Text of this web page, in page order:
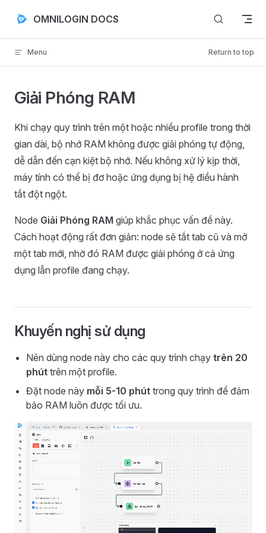
Skip to content
OMNILOGIN DOCS
Menu Return to top
Giải Phóng RAM
Khi chạy quy trình trên một hoặc nhiều profile trong thời
gian dài, bộ nhớ RAM không được giải phóng tự động,
dễ dẫn đến cạn kiệt bộ nhớ. Nếu không xử lý kịp thời,
máy tính có thể bị đơ hoặc ứng dụng bị hệ điều hành
tắt đột ngột.
Node Giải Phóng RAM giúp khắc phục vấn đề này.
Cách hoạt động rất đơn giản: node sẽ tắt tab cũ và mở
một tab mới, nhờ đó RAM được giải phóng ở cả ứng
dụng lẫn profile đang chạy.
Khuyến nghị sử dụng
Nên dùng node này cho các quy trình chạy trên 20
phút trên một profile.
Đặt node này mỗi 5-10 phút trong quy trình để đảm
bảo RAM luôn được tối ưu.